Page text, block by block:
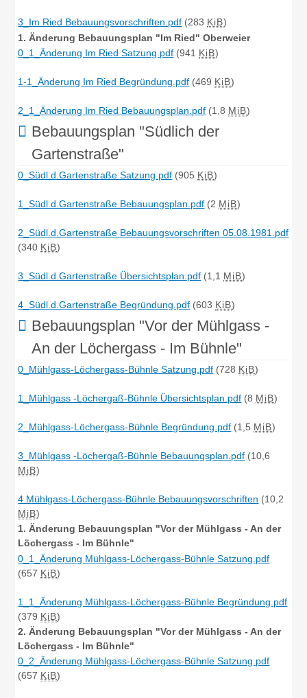
3_Im Ried Bebauungsvorschriften.pdf (283 KiB)
1. Änderung Bebauungsplan "Im Ried" Oberweier
0_1_Änderung Im Ried Satzung.pdf (941 KiB)
1-1_Änderung Im Ried Begründung.pdf (469 KiB)
2_1_Änderung Im Ried Bebauungsplan.pdf (1,8 MiB)
Bebauungsplan "Südlich der
Gartenstraße"
0_Südl.d.Gartenstraße Satzung.pdf (905 KiB)
1_Südl.d.Gartenstraße Bebauungsplan.pdf (2 MiB)
2_Südl.d.Gartenstraße Bebauungsvorschriften 05.08.1981.pdf
(340 KiB)
3_Südl.d.Gartenstraße Übersichtsplan.pdf (1,1 MiB)
4_Südl.d.Gartenstraße Begründung.pdf (603 KiB)
Bebauungsplan "Vor der Mühlgass -
An der Löchergass - Im Bühnle"
0_Mühlgass-Löchergass-Bühnle Satzung.pdf (728 KiB)
1_Mühlgass -Löchergaß-Bühnle Übersichtsplan.pdf (8 MiB)
2_Mühlgass-Löchergass-Bühnle Begründung.pdf (1,5 MiB)
3_Mühlgass -Löchergaß-Bühnle Bebauungsplan.pdf (10,6
MiB)
4 Mühlgass-Löchergass-Bühnle Bebauungsvorschriften (10,2
MiB)
1. Änderung Bebauungsplan "Vor der Mühlgass - An der
Löchergass - Im Bühnle"
0_1_Änderung Mühlgass-Löchergass-Bühnle Satzung.pdf
(657 KiB)
1_1_Änderung Mühlgass-Löchergass-Bühnle Begründung.pdf
(379 KiB)
2. Änderung Bebauungsplan "Vor der Mühlgass - An der
Löchergass - Im Bühnle"
0_2_Änderung Mühlgass-Löchergass-Bühnle Satzung.pdf
(657 KiB)